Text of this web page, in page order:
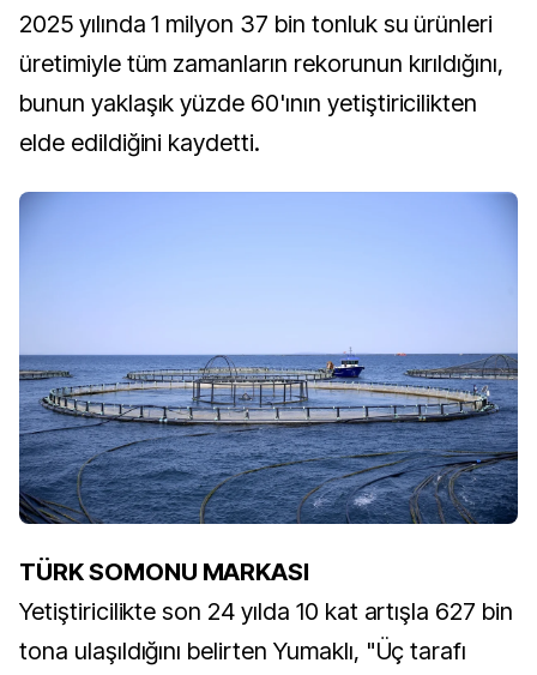
2025 yılında 1 milyon 37 bin tonluk su ürünleri
üretimiyle tüm zamanların rekorunun kırıldığını,
bunun yaklaşık yüzde 60'ının yetiştiricilikten
elde edildiğini kaydetti.
TÜRK SOMONU MARKASI
Yetiştiricilikte son 24 yılda 10 kat artışla 627 bin
tona ulaşıldığını belirten Yumaklı, "Üç tarafı